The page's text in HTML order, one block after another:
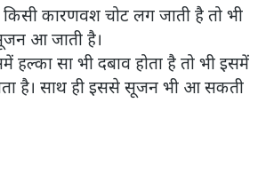
कारणवश चोट लग जाती है तो भी
आ जाती है।
हल्का सा भी दबाव होता है तो भी इसमें
है। साथ ही इससे सूजन भी आ सकती